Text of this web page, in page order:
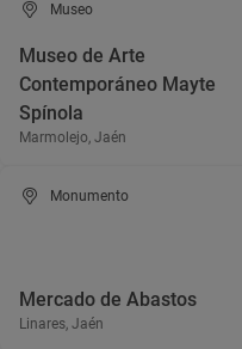
Museo
Museo de Arte
Contemporáneo Mayte
Spínola
Marmolejo, Jaén
Monumento
Mercado de Abastos
Linares, Jaén